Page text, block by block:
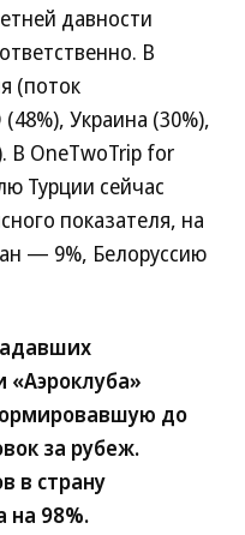
давности
В
(поток
Украина (30%),
В OneTwoTrip for
Турции сейчас
показателя, на
— 9%, Белоруссию
«Аэроклуба»
до
за рубеж.
в страну
на 98%.